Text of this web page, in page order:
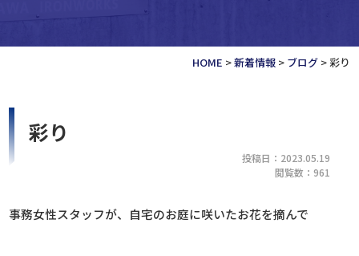
HOME >新着情報> ブログ>彩り
彩り
投稿日：2023.05.19
閲覧数：961
事務女性スタッフが、自宅のお庭に咲いたお花を摘んで